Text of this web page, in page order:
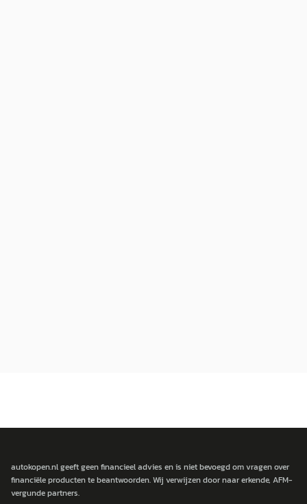
autokopen.nl geeft geen financieel advies en is niet bevoegd om vragen over
financiële producten te beantwoorden. Wij verwijzen door naar erkende, AFM-
vergunde partners.